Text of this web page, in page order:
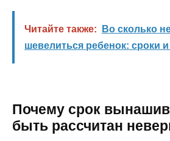
Читайте также:
Во сколько
шевелиться ребенок: сроки
Почему срок
быть рассчитан